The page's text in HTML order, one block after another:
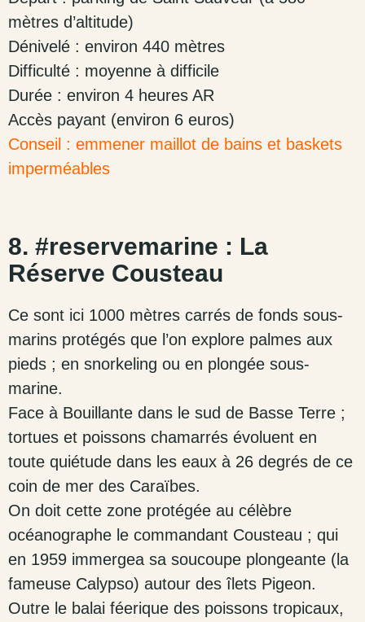
mètres d’altitude)
Dénivelé : environ 440 mètres
Difficulté : moyenne à difficile
Durée : environ 4 heures AR
Accès payant (environ 6 euros)
Conseil : emmener maillot de bains et baskets
imperméables
8. #reservemarine : La
Réserve Cousteau
Ce sont ici 1000 mètres carrés de fonds sous-
marins protégés que l’on explore palmes aux
pieds ; en snorkeling ou en plongée sous-
marine.
Face à Bouillante dans le sud de Basse Terre ;
tortues et poissons chamarrés évoluent en
toute quiétude dans les eaux à 26 degrés de ce
coin de mer des Caraïbes.
On doit cette zone protégée au célèbre
océanographe le commandant Cousteau ; qui
en 1959 immergea sa soucoupe plongeante (la
fameuse Calypso) autour des îlets Pigeon.
Outre le balai féerique des poissons tropicaux,